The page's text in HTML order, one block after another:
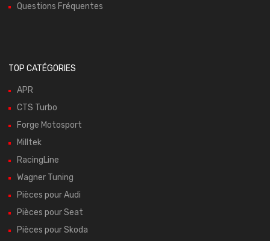
Questions Fréquentes
TOP CATÉGORIES
APR
CTS Turbo
Forge Motosport
Milltek
RacingLine
Wagner Tuning
Pièces pour Audi
Pièces pour Seat
Pièces pour Skoda